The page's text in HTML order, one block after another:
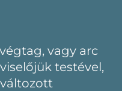
vagy arc
testével,